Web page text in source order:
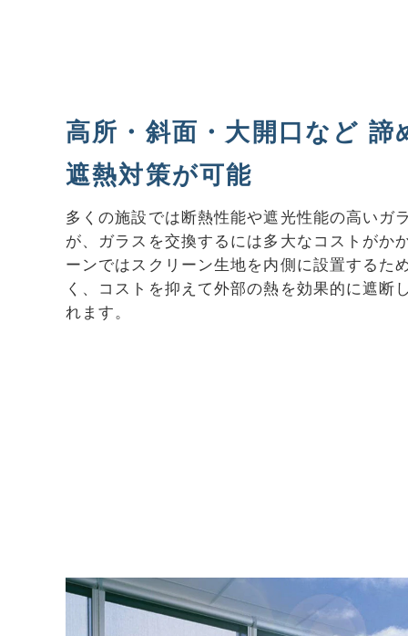
高所・斜面・大開口など 諦
遮熱対策が可能
多くの施設では断熱性能や遮光性能の高いガ
が、ガラスを交換するには多大なコストがか
ーンではスクリーン生地を内側に設置するた
く、コストを抑えて外部の熱を効果的に遮断
れます。